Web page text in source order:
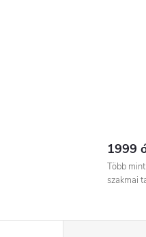
1999
Több
szakmai